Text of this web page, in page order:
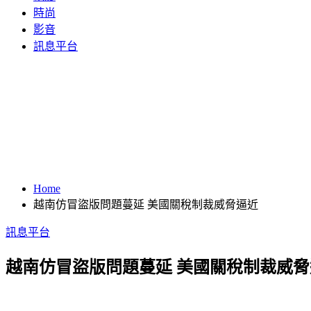
時尚
影音
訊息平台
Home
越南仿冒盜版問題蔓延 美國關稅制裁威脅逼近
訊息平台
越南仿冒盜版問題蔓延 美國關稅制裁威